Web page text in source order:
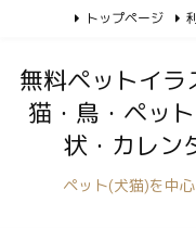
トップページ
無料ペットイ
猫・鳥・ペッ
状・カレン
ペット(犬猫)を中